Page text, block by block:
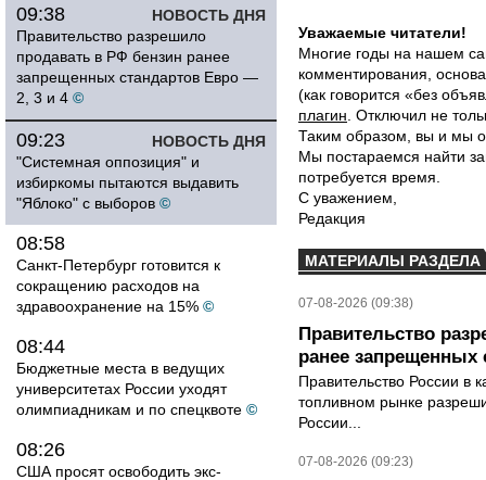
НОВОСТЬ ДНЯ
09:38
Правительство разрешило
продавать в РФ бензин ранее
запрещенных стандартов Евро —
2, 3 и 4 ©
НОВОСТЬ ДНЯ
09:23
"Системная оппозиция" и
избиркомы пытаются выдавить
"Яблоко" с выборов ©
08:58
Санкт-Петербург готовится к
сокращению расходов на
здравоохранение на 15% ©
08:44
Бюджетные места в ведущих
университетах России уходят
олимпиадникам и по спецквоте ©
08:26
США просят освободить экс-
Уважаемые читатели!
Многие годы на нашем
комментирования,
(как говорится «без
плагин . Отключил не
Таким образом, вы и мы
Мы постараемся найти
потребуется время.
С уважением,
Редакция
МАТЕРИАЛЫ РАЗДЕЛА
07-08-2026 (09:38)
Правительство
ранее запрещенных
Правительство России в
топливном рынке
России...
07-08-2026 (09:23)